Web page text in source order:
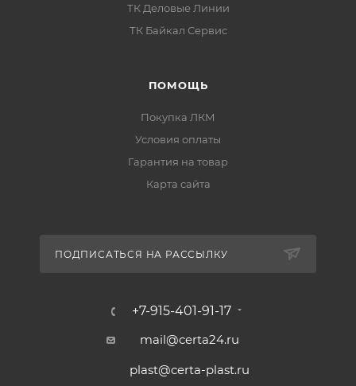
ТК Деловые Линии
ТК Байкал Сервис
ПОМОЩЬ
Покупка ЛКМ
Условия оплаты
Гарантия на товар
Карта сайта
ПОДПИСАТЬСЯ НА РАССЫЛКУ
+7-915-401-91-17
mail@certa24.ru
plast@certa-plast.ru